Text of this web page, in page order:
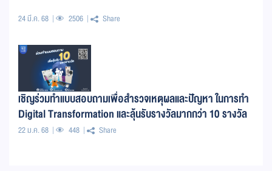
24 มี.ค. 68 2506 Share
เชิญร่วมทำแบบสอบถามเพื่อสำรวจเหตุผลและปัญหา ในการทำ
Digital Transformation และลุ้นรับรางวัลมากกว่า 10 รางวัล
22 ม.ค. 68 448 Share